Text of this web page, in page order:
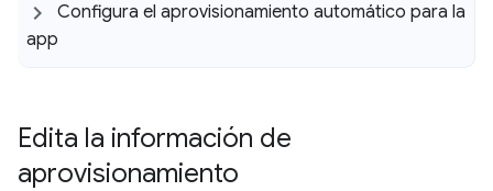
Configura el aprovisionamiento automático para la
app
Edita la información de
aprovisionamiento